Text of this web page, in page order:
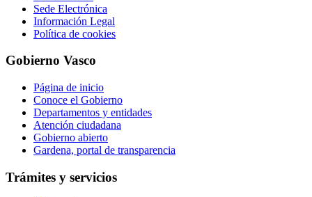
Sede Electrónica
Información Legal
Política de cookies
Gobierno Vasco
Página de inicio
Conoce el Gobierno
Departamentos y entidades
Atención ciudadana
Gobierno abierto
Gardena, portal de transparencia
Trámites y servicios